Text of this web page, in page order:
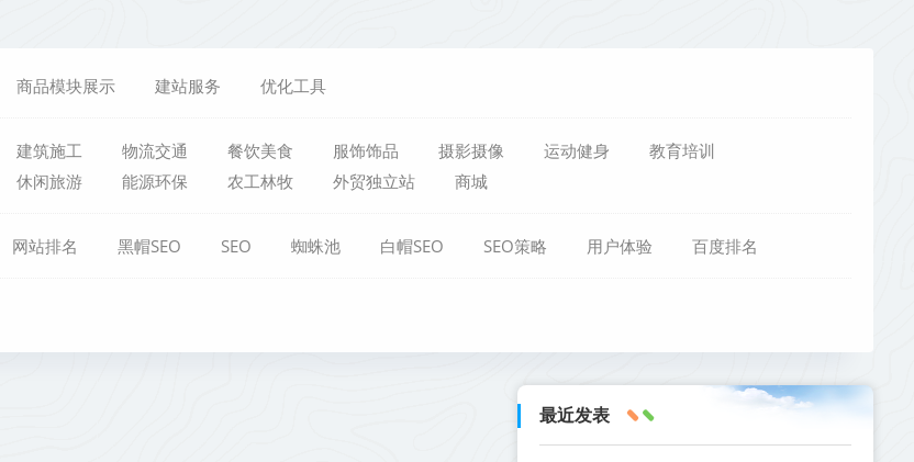
商品模块展示 建站服务 优化工具
建筑施工 物流交通 餐饮美食 服饰饰品 摄影摄像 运动健身
教育培训
休闲旅游 能源环保 农工林牧 外贸独立站 商城
网站排名 黑帽SEO SEO 蜘蛛池 白帽SEO SEO策略 用户体验 百度排名
最近发表